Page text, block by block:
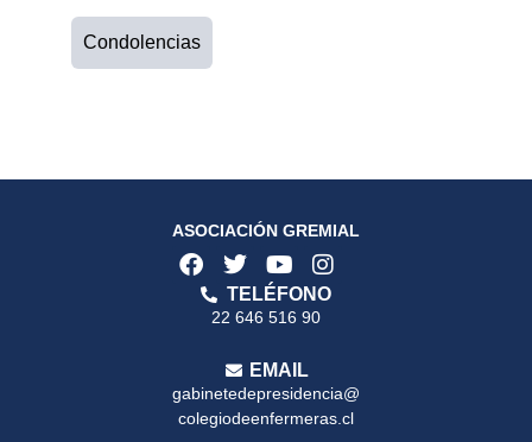
Condolencias
ASOCIACIÓN GREMIAL
TELÉFONO
22 646 516 90
EMAIL
gabinetedepresidencia@
colegiodeenfermeras.cl